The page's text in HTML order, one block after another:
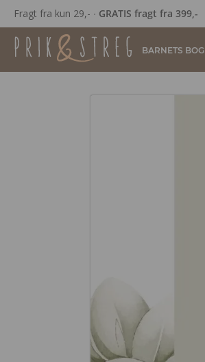
Fragt fra kun 29,- ∙ GRATIS fragt fra 399,-
BARNETS BOG